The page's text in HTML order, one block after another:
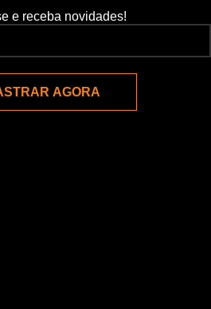
e receba novidades!